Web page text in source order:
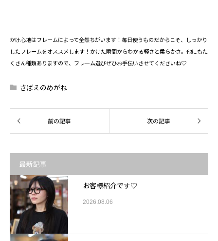
かけ心地はフレームによって全然ちがいます！毎日使うものだからこそ、しっかり
したフレームをオススメします！かけた瞬間からわかる軽さと柔らかさ。他にもた
くさん種類ありますので、フレーム選びぜひお手伝いさせてくださいね♡
さばえのめがね
最新記事
お客様紹介です♡
2026.08.06